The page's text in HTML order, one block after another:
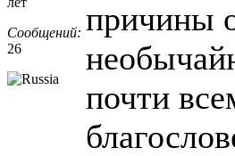
Сообщений:
26
причины
почти